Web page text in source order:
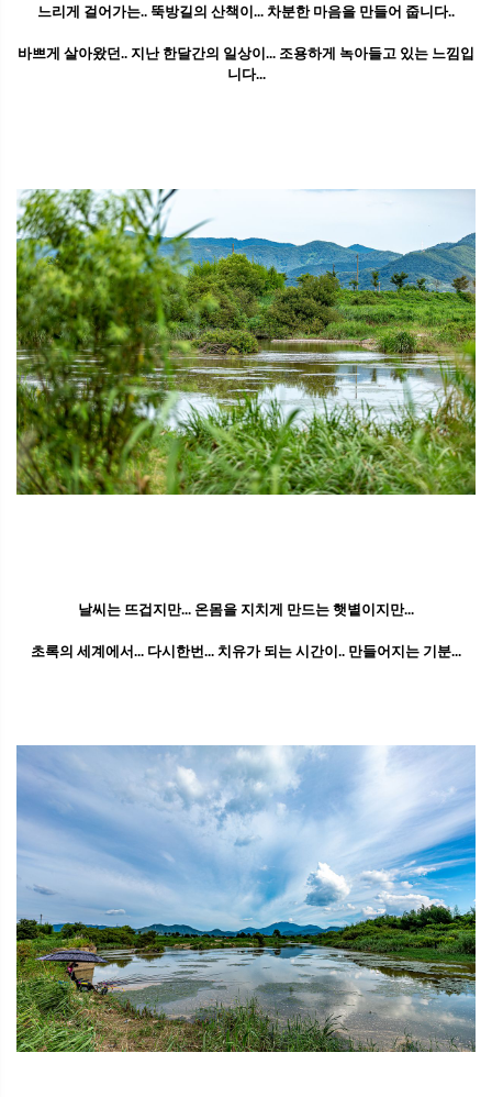
느리게 걸어가는.. 뚝방길의 산책이... 차분한 마음을 만들어 줍니다..
바쁘게 살아왔던.. 지난 한달간의 일상이... 조용하게 녹아들고 있는 느낌입
니다...
날씨는 뜨겁지만... 온몸을 지치게 만드는 햇볕이지만...
초록의 세계에서... 다시한번... 치유가 되는 시간이.. 만들어지는 기분...